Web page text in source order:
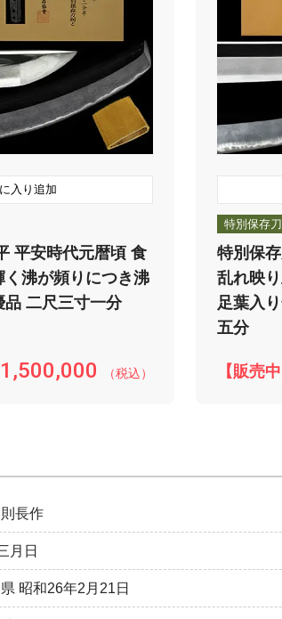
平安時代元暦頃 食
沸が頻りにつき沸
二尺三寸一分
（税込）
特別保存刀
特別保
乱れ映
足葉入
五分
【販売中
長作
月日
昭和26年2月21日